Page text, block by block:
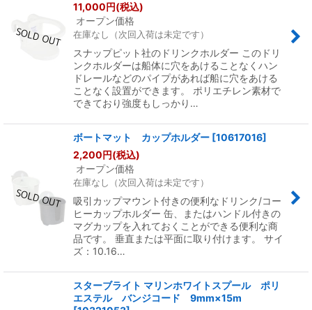
11,000円(税込)
オープン価格
在庫なし（次回入荷は未定です）
スナップピット社のドリンクホルダー このドリ
ンクホルダーは船体に穴をあけることなくハン
ドレールなどのパイプがあれば船に穴をあける
ことなく設置ができます。 ポリエチレン素材で
できており強度もしっかり…
ボートマット カップホルダー [10617016]
2,200円(税込)
オープン価格
在庫なし（次回入荷は未定です）
吸引カップマウント付きの便利なドリンク/コー
ヒーカップホルダー 缶、またはハンドル付きの
マグカップを入れておくことができる便利な商
品です。 垂直または平面に取り付けます。 サイ
ズ：10.16…
スターブライト マリンホワイトスプール ポリ
エステル バンジコード 9mm×15m